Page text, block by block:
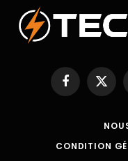
Facebook
X
CONDITION